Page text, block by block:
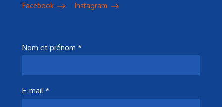
Facebook Instagram
Nom et prénom *
E-mail *